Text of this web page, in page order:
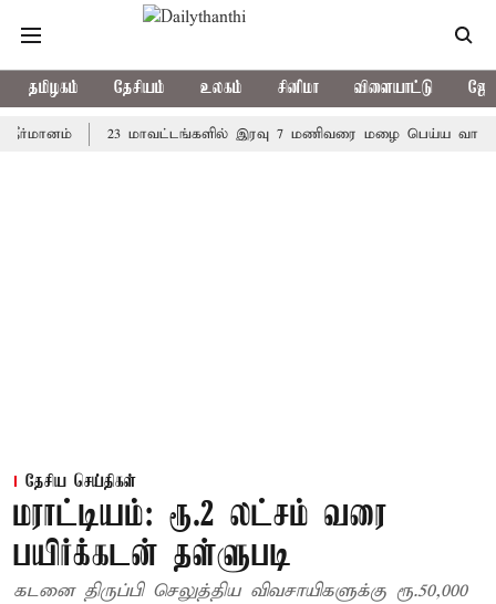
தமிழகம் தேசியம் உலகம் சினிமா விளையாட்டு
23 மாவட்டங்களில் இரவு 7 மணிவரை மழை பெய்ய வாய்ப்பு
தேசிய செய்திகள்
மராட்டியம்: ரூ.2 லட்சம் வரை
பயிர்க்கடன் தள்ளுபடி
கடனை திருப்பி செலுத்திய விவசாயிகளுக்கு ரூ.50,000